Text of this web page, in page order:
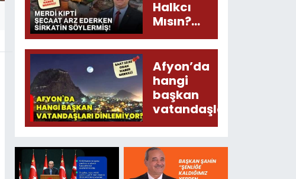
Halkcı
Mısın?
Merdi
Kıpti
Şecaat
Arz
Ederken
Sirkatin
Söylermiş!
Afyon’da
hangi
başkan
vatandaşları
dinlemiyor?